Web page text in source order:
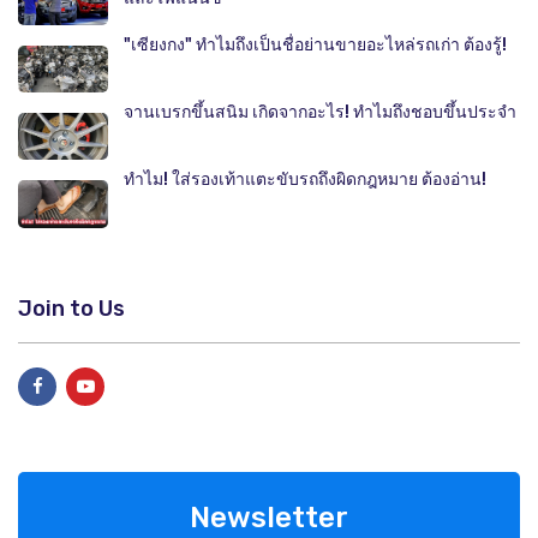
"เซียงกง" ทำไมถึงเป็นชื่อย่านขายอะไหล่รถเก่า ต้องรู้!
จานเบรกขึ้นสนิม เกิดจากอะไร! ทำไมถึงชอบขึ้นประจำ
ทำไม! ใส่รองเท้าแตะขับรถถึงผิดกฎหมาย ต้องอ่าน!
Join to Us
Newsletter